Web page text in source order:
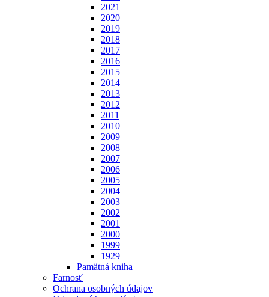
2021
2020
2019
2018
2017
2016
2015
2014
2013
2012
2011
2010
2009
2008
2007
2006
2005
2004
2003
2002
2001
2000
1999
1929
Pamätná kniha
Farnosť
Ochrana osobných údajov